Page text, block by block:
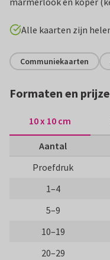
Alle kaarten zijn
Communiekaarten
Formaten en
10 x 10 cm
Aantal
Proefdruk
1–4
5–9
10–19
20–29